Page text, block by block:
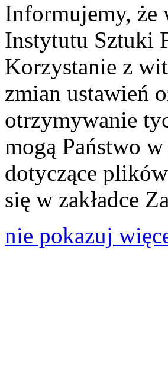
Informujemy, że
Instytutu Sztuki
Korzystanie z
zmian ustawień
otrzymywanie
mogą Państwo
dotyczące
się w zakładce
nie pokazuj